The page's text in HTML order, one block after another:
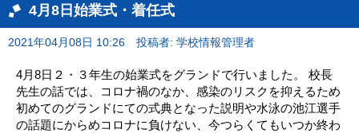
4月8日始業式・着任式
2021年04月08日 10:26 投稿者: 学校情報管理者
4月8日２・３年生の始業式をグランドで行いました。 校長
先生の話では、コロナ禍のなか、感染のリスクを抑えるため
初めてのグランドにての式典となった説明や水泳の池江選手
の話題にからめコロナに負けない、今つらくてもいつか終わ